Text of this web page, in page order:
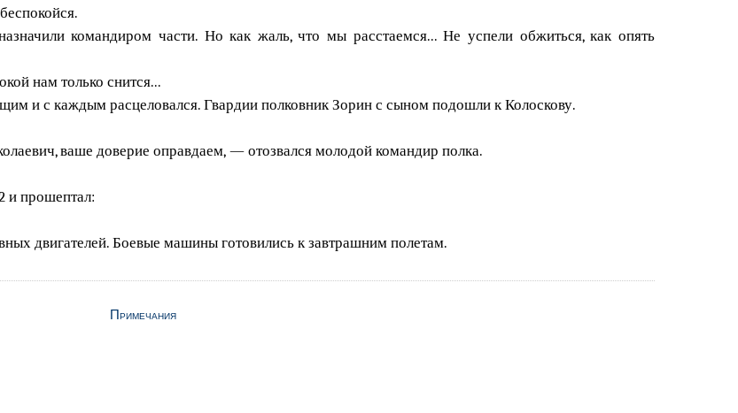
командиром части. Но как жаль, что мы расстаемся... Не успели обжиться, как опять
нам только снится...
и с каждым расцеловался. Гвардии полковник Зорин с сыном подошли к Колоскову.
ваше доверие оправдаем, — отозвался молодой командир полка.
и прошептал:
двигателей. Боевые машины готовились к завтрашним полетам.
Примечания